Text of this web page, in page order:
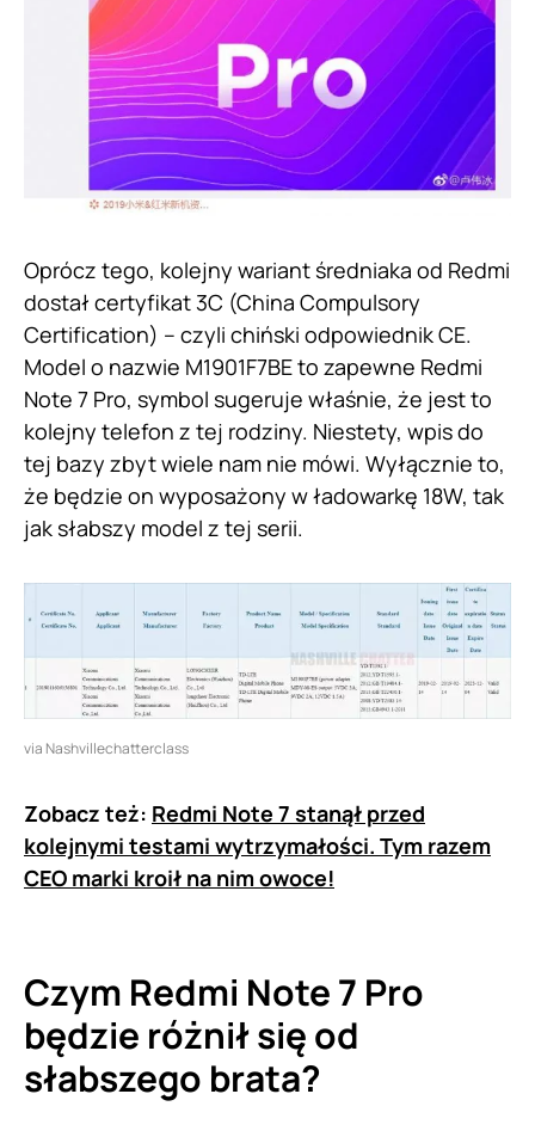
Oprócz tego, kolejny wariant średniaka od Redmi
dostał certyfikat 3C (China Compulsory
Certification) – czyli chiński odpowiednik CE.
Model o nazwie M1901F7BE to zapewne Redmi
Note 7 Pro, symbol sugeruje właśnie, że jest to
kolejny telefon z tej rodziny. Niestety, wpis do
tej bazy zbyt wiele nam nie mówi. Wyłącznie to,
że będzie on wyposażony w ładowarkę 18W, tak
jak słabszy model z tej serii.
via Nashvillechatterclass
Zobacz też: Redmi Note 7 stanął przed
kolejnymi testami wytrzymałości. Tym razem
CEO marki kroił na nim owoce!
Czym Redmi Note 7 Pro
będzie różnił się od
słabszego brata?